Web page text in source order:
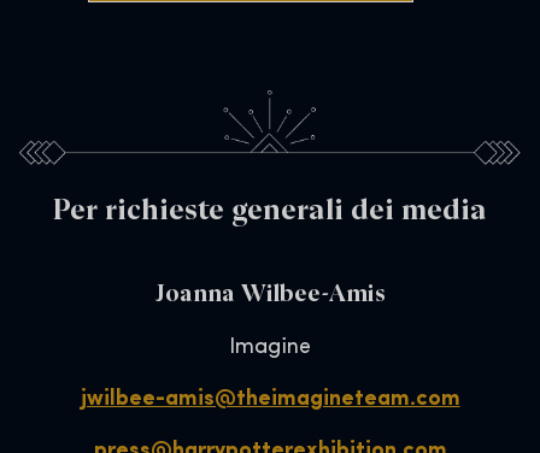
Per richieste generali dei media
Joanna Wilbee-Amis
Imagine
jwilbee-amis@theimagineteam.com